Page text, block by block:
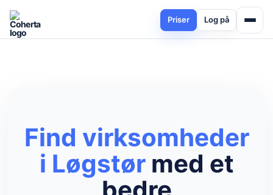
Priser Log på
Find virksomheder
i Løgstørmed et